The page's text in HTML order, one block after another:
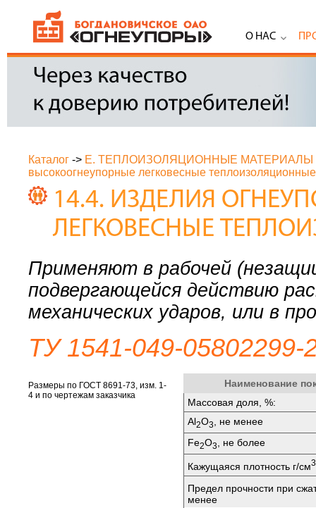
О НАС
Каталог -> Е. ТЕПЛОИЗОЛЯЦИОННЫЕ МАТЕРИАЛЫ
высокоогнеупорные легковесные теплоизоляционные
14.4. ИЗДЕЛИЯ
ЛЕГКОВЕСНЫЕ
Применяют в рабочей
подвергающейся действию
механических ударов, или в
ТУ 1541-049-05802299-
Размеры по ГОСТ 8691-73, изм. 1-
4 и по чертежам заказчика
Наименование
Массовая доля, %:
Al2O3
, не менее
Fe2O3 , не более
Кажущаяся плотность г/см3
Предел прочности при
менее